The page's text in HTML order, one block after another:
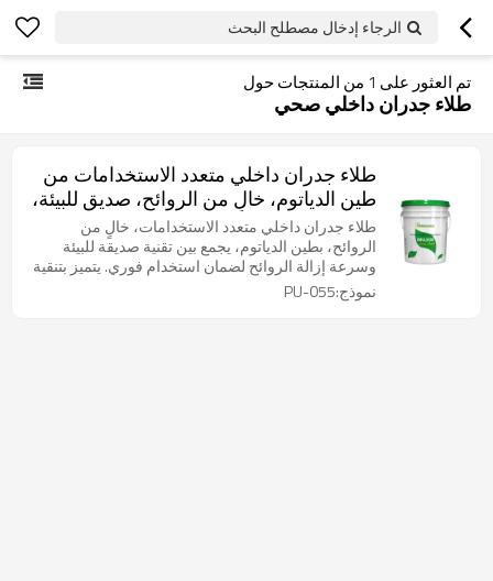
الرجاء إدخال مصطلح البحث
تم العثور على 1 من المنتجات حول
طلاء جدران داخلي صحي
طلاء جدران داخلي متعدد الاستخدامات من
طين الدياتوم، خالٍ من الروائح، صديق للبيئة،
مضاد للبكتيريا، مقاوم للعفن، وقابل للغسل.
طلاء جدران داخلي متعدد الاستخدامات، خالٍ من
الروائح، بطين الدياتوم، يجمع بين تقنية صديقة للبيئة
وسرعة إزالة الروائح لضمان استخدام فوري. يتميز بتنقية
طبيعية للدياتوم: يمتص الفورمالديهايد، ويقاوم البكتيريا/
العفن، ويقاوم البقع والفرك. مثالي للمنازل والمدارس
نموذج:PU-055